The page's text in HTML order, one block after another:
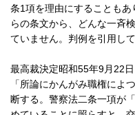
条1項を理由にすることも
らの条文から、どんな一斉
ていません。判例を引用して
最高裁決定昭和55年9月22日
「所論にかんがみ職権によ
断する。警察法二条一項が